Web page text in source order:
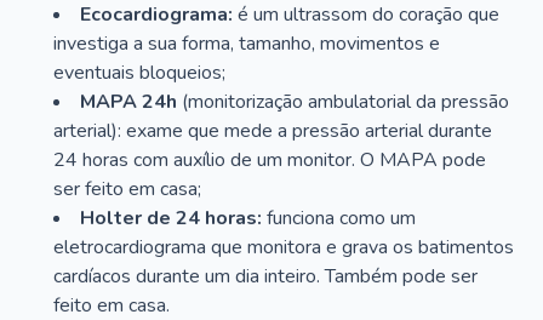
Ecocardiograma: é um ultrassom do coração que
investiga a sua forma, tamanho, movimentos e
eventuais bloqueios;
MAPA 24h (monitorização ambulatorial da pressão
arterial): exame que mede a pressão arterial durante
24 horas com auxílio de um monitor. O MAPA pode
ser feito em casa;
Holter de 24 horas: funciona como um
eletrocardiograma que monitora e grava os batimentos
cardíacos durante um dia inteiro. Também pode ser
feito em casa.